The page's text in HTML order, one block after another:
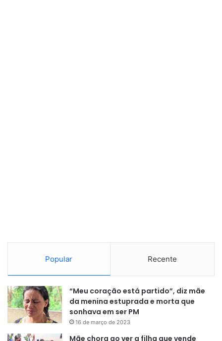
Popular Recente
“Meu coração está partido”, diz mãe
da menina estuprada e morta que
sonhava em ser PM
16 de março de 2023
Mãe chora ao ver a filha que vende